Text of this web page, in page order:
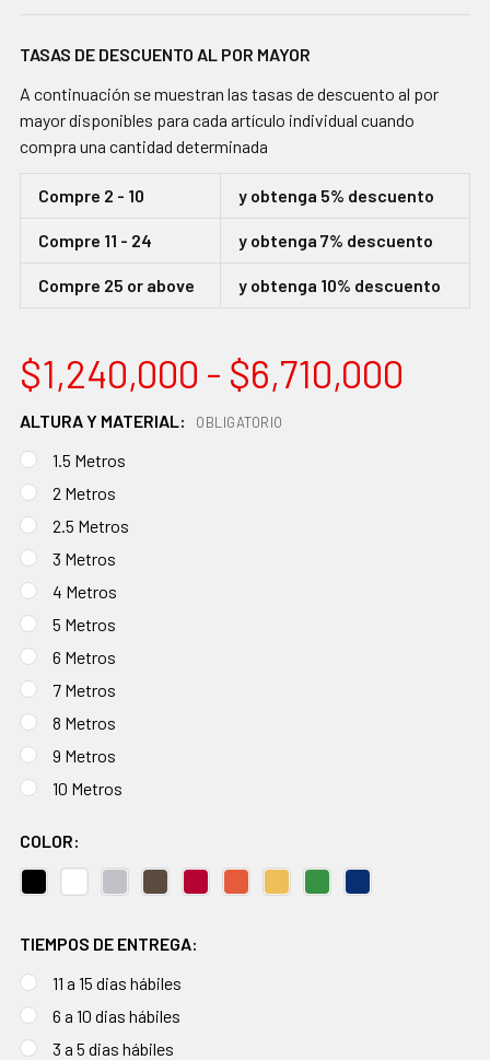
TASAS DE DESCUENTO AL POR MAYOR
A continuación se muestran las tasas de descuento al por
mayor disponibles para cada artículo individual cuando
compra una cantidad determinada
Compre 2 - 10 y obtenga 5% descuento
Compre 11 - 24 y obtenga 7% descuento
Compre 25 or above y obtenga 10% descuento
$1,240,000 - $6,710,000
ALTURA Y MATERIAL: OBLIGATORIO
1.5 Metros
2 Metros
2.5 Metros
3 Metros
4 Metros
5 Metros
6 Metros
7 Metros
8 Metros
9 Metros
10 Metros
COLOR:
TIEMPOS DE ENTREGA:
11 a 15 dias hábiles
6 a 10 dias hábiles
3 a 5 dias hábiles